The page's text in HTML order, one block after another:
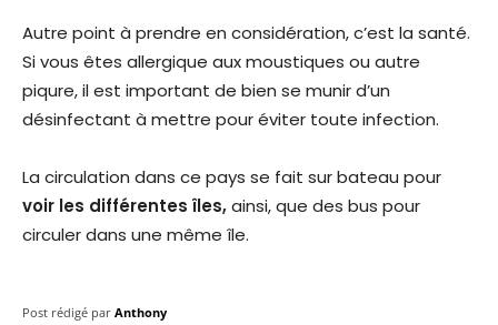
Autre point à prendre en considération, c’est la santé.
Si vous êtes allergique aux moustiques ou autre
piqure, il est important de bien se munir d’un
désinfectant à mettre pour éviter toute infection.
La circulation dans ce pays se fait sur bateau pour
voir les différentes îles,ainsi, que des bus pour
circuler dans une même île.
Post rédigé par Anthony